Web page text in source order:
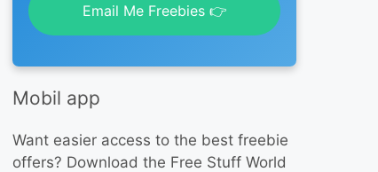
Email Me Freebies 👉
Mobil app
Want easier access to the best freebie
offers? Download the Free Stuff World